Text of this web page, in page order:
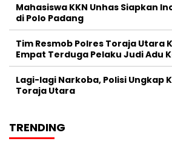
Mahasiswa KKN Unhas Siapkan
di Polo Padang
Tim Resmob Polres Toraja Utara
Empat Terduga Pelaku Judi Adu
Lagi-lagi Narkoba, Polisi Ungkap
Toraja Utara
TRENDING